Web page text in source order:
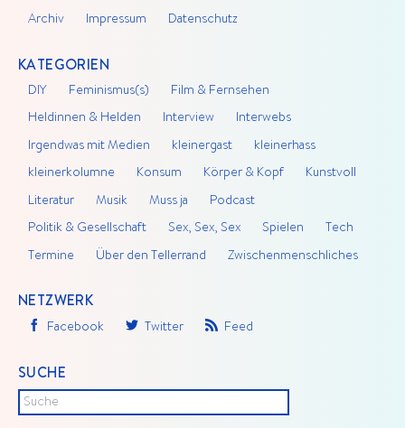
Archiv Impressum Datenschutz
KATEGORIEN
DIY Feminismus(s) Film & Fernsehen
Heldinnen & Helden Interview Interwebs
Irgendwas mit Medien kleinergast kleinerhass
kleinerkolumne Konsum Körper & Kopf Kunstvoll
Literatur Musik Muss ja Podcast
Politik & Gesellschaft Sex, Sex, Sex Spielen Tech
Termine Über den Tellerrand Zwischenmenschliches
NETZWERK
Facebook Twitter Feed
SUCHE